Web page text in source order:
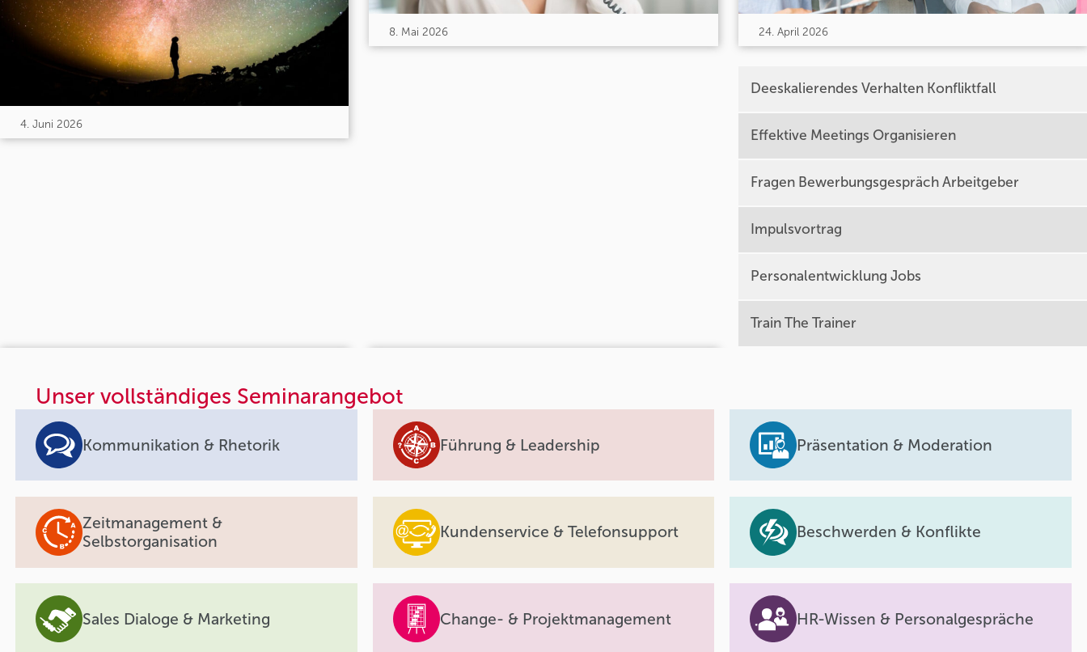
4. Juni 2026
8. Mai 2026 24. April 2026
Deeskalierendes Verhalten Konfliktfall
Effektive Meetings Organisieren
Fragen Bewerbungsgespräch Arbeitgeber
Impulsvortrag
Personalentwicklung Jobs
Train The Trainer
Unser vollständiges Seminarangebot
Kommunikation & Rhetorik Führung & Leadership Präsentation & Moderation
Zeitmanagement &
Selbstorganisation
Kundenservice & Telefonsupport Beschwerden & Konflikte
Sales Dialoge & Marketing Change- & Projektmanagement HR-Wissen & Personalgespräche